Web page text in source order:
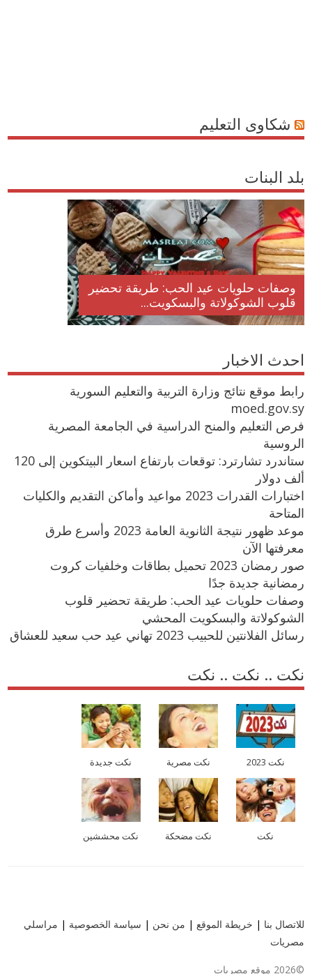
شكاوى التعليم
بلد البنات
وصفات حلويات عيد الحب: طريقة تحضير
قلوب الشوكولاتة والبسكويت...
احدث الاخبار
رابط موقع نتائج وزارة التربية والتعليم السورية
moed.gov.sy
فرص التعليم والمنح الدراسية في الجامعة المصرية
الروسية
ستاندرد تشارترد: توقعات بارتفاع اسعار البيتكوين إلى 120
ألف دولار
اختبارات القدرات 2023 مواعيد وأماكن التقديم والكليات
المتاحة
موعد ظهور نتيجة الثانوية العامة 2023 وأسرع طرق
معرفتها الآن
صور رمضان 2023 تحميل بطاقات وخلفيات كروت
رمضانية جديدة جدًا
وصفات حلويات عيد الحب: طريقة تحضير قلوب
الشوكولاتة والبسكويت المحشي
رسائل الفلانتين للحبيب 2023 تهاني عيد حب سعيد للعشاق
نكت .. نكت .. نكت
نكت 2023 نكت مصرية نكت جديدة
نكت نكت مضحكة نكت محششين
للاتصال بنا | خريطة الموقع | من نحن | سياسة الخصوصية | مراسلي
مصريات
©2026 موقع مصريات